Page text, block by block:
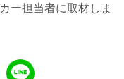
ー担当者に取材しま